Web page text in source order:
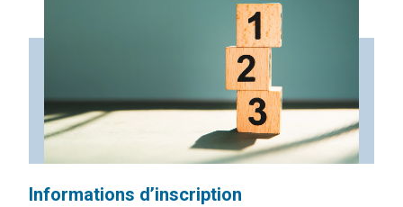
Informations d’inscription